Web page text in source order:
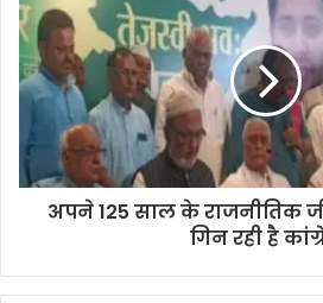
अपने 125 साल के राजनीतिक
गिन रही है